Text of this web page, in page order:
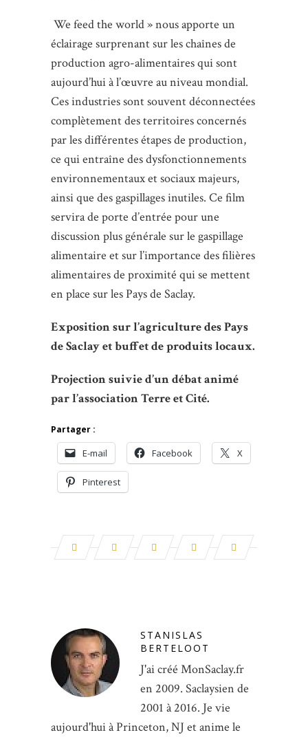
We feed the world » nous apporte un
éclairage surprenant sur les chaînes de
production agro-alimentaires qui sont
aujourd’hui à l’œuvre au niveau mondial.
Ces industries sont souvent déconnectées
complètement des territoires concernés
par les différentes étapes de production,
ce qui entraîne des dysfonctionnements
environnementaux et sociaux majeurs,
ainsi que des gaspillages inutiles. Ce film
servira de porte d’entrée pour une
discussion plus générale sur le gaspillage
alimentaire et sur l’importance des filières
alimentaires de proximité qui se mettent
en place sur les Pays de Saclay.
Exposition sur l’agriculture des Pays
de Saclay et buffet de produits locaux.
Projection suivie d’un débat animé
par l’association Terre et Cité.
Partager :
E-mail Facebook X
Pinterest
STANISLAS
BERTELOOT
J'ai créé MonSaclay.fr
en 2009. Saclaysien de
2001 à 2016. Je vie
aujourd'hui à Princeton, NJ et anime le